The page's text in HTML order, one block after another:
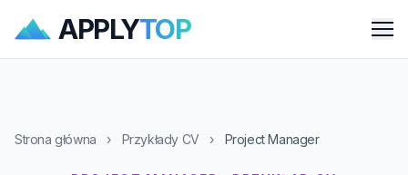
APPLYTOP
Strona główna › Przykłady CV › Project Manager